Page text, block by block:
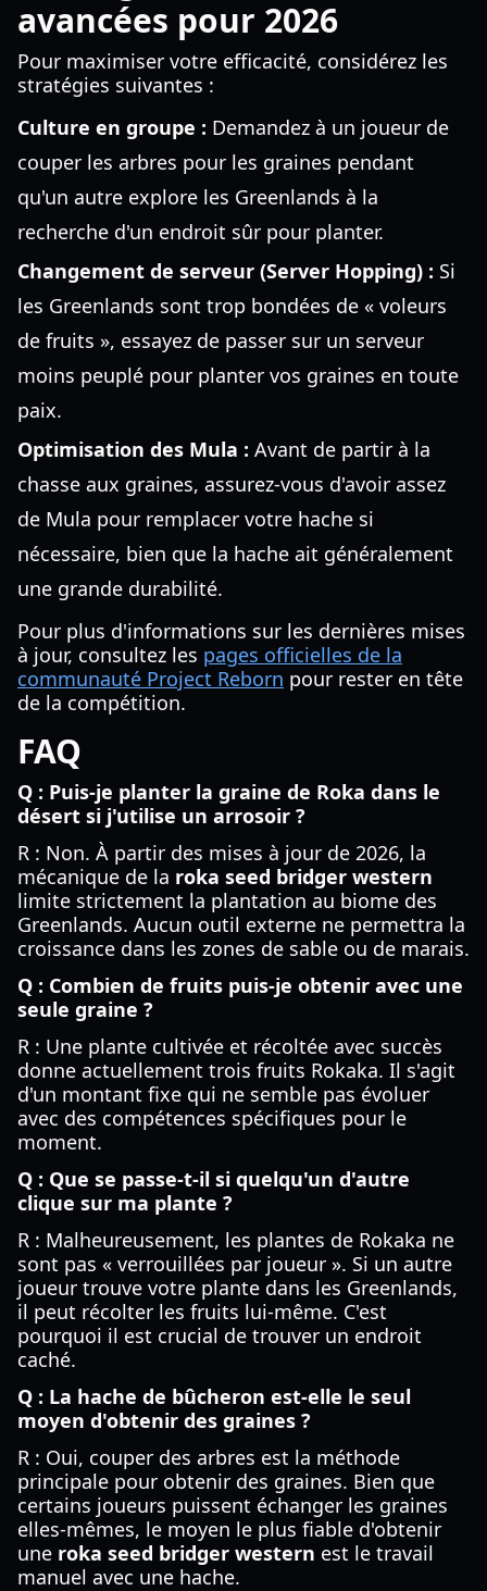
avancées pour 2026
Pour maximiser votre efficacité, considérez les
stratégies suivantes :
Culture en groupe : Demandez à un joueur de
couper les arbres pour les graines pendant
qu'un autre explore les Greenlands à la
recherche d'un endroit sûr pour planter.
Changement de serveur (Server Hopping) : Si
les Greenlands sont trop bondées de « voleurs
de fruits », essayez de passer sur un serveur
moins peuplé pour planter vos graines en toute
paix.
Optimisation des Mula : Avant de partir à la
chasse aux graines, assurez-vous d'avoir assez
de Mula pour remplacer votre hache si
nécessaire, bien que la hache ait généralement
une grande durabilité.
Pour plus d'informations sur les dernières mises
à jour, consultez les pages officielles de la
communauté Project Reborn pour rester en tête
de la compétition.
FAQ
Q : Puis-je planter la graine de Roka dans le
désert si j'utilise un arrosoir ?
R : Non. À partir des mises à jour de 2026, la
mécanique de la roka seed bridger western
limite strictement la plantation au biome des
Greenlands. Aucun outil externe ne permettra la
croissance dans les zones de sable ou de marais.
Q : Combien de fruits puis-je obtenir avec une
seule graine ?
R : Une plante cultivée et récoltée avec succès
donne actuellement trois fruits Rokaka. Il s'agit
d'un montant fixe qui ne semble pas évoluer
avec des compétences spécifiques pour le
moment.
Q : Que se passe-t-il si quelqu'un d'autre
clique sur ma plante ?
R : Malheureusement, les plantes de Rokaka ne
sont pas « verrouillées par joueur ». Si un autre
joueur trouve votre plante dans les Greenlands,
il peut récolter les fruits lui-même. C'est
pourquoi il est crucial de trouver un endroit
caché.
Q : La hache de bûcheron est-elle le seul
moyen d'obtenir des graines ?
R : Oui, couper des arbres est la méthode
principale pour obtenir des graines. Bien que
certains joueurs puissent échanger les graines
elles-mêmes, le moyen le plus fiable d'obtenir
une roka seed bridger western est le travail
manuel avec une hache.